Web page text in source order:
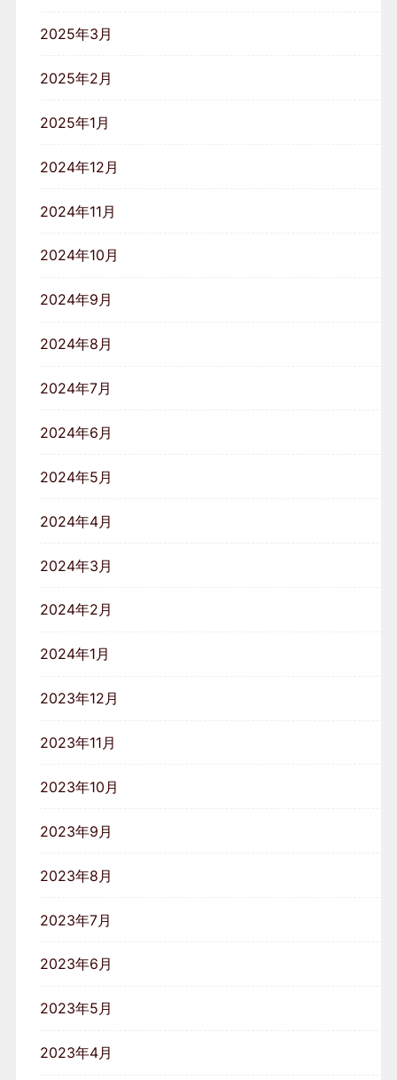
2025年3月
2025年2月
2025年1月
2024年12月
2024年11月
2024年10月
2024年9月
2024年8月
2024年7月
2024年6月
2024年5月
2024年4月
2024年3月
2024年2月
2024年1月
2023年12月
2023年11月
2023年10月
2023年9月
2023年8月
2023年7月
2023年6月
2023年5月
2023年4月